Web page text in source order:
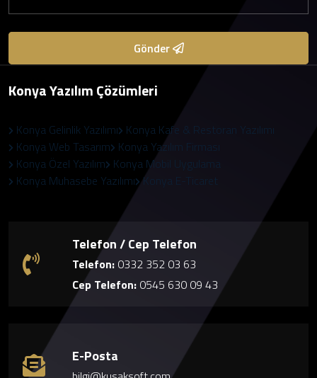
Gönder
Konya Yazılım Çözümleri
Konya Gelinlik Yazılımı Konya Kafe & Restoran Yazılımı
Konya Web Tasarım Konya Yazılım Firması
Konya Özel Yazılım Konya Mobil Uygulama
Konya Muhasebe Yazılımı Konya E-Ticaret
Telefon / Cep Telefon
Telefon: 0332 352 03 63
Cep Telefon: 0545 630 09 43
E-Posta